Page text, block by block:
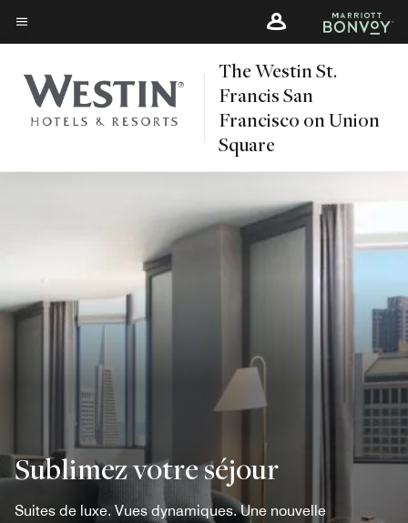
content
Skip
to
content
Texte du menu
The Westin St.
Francis San
Francisco on Union
Square
Sublimez votre séjour
Suites de luxe. Vues dynamiques. Une nouvelle